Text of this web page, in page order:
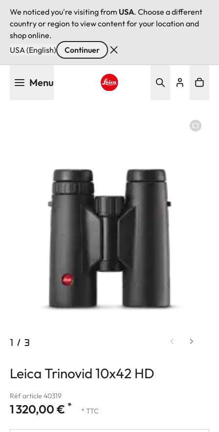
We noticed you're visiting from USA. Choose a different
country or region to view content for your location and
shop online.
USA (English)
Continuer
Menu
1 / 3
Leica Trinovid 10x42 HD
Réf article 40319
1 320,00 € * * TTC